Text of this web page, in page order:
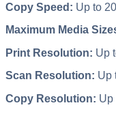
Copy Speed: Up to
Maximum Media
Print Resolution: Up
Scan Resolution: Up
Copy Resolution: Up